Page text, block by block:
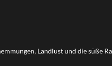
Landlust und die süße